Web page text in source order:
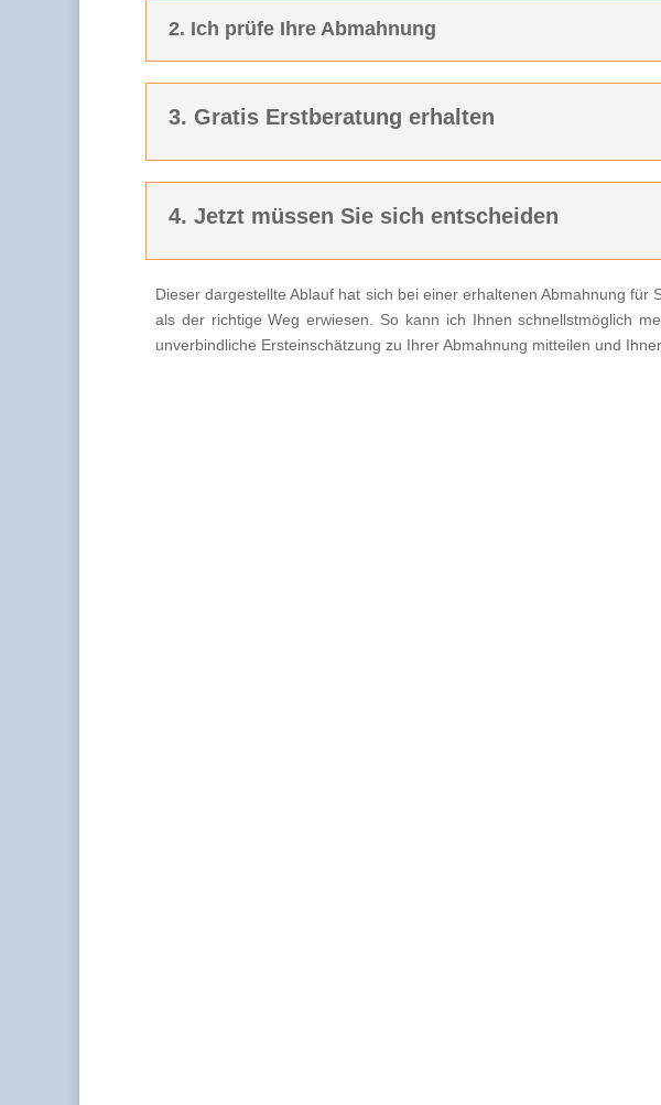
2. Ich prüfe Ihre Abmahnung
3. Gratis Erstberatung erhalten
4. Jetzt müssen Sie sich entscheiden
Dieser dargestellte Ablauf hat sich bei einer erhaltenen Abmahnung für
als der richtige Weg erwiesen. So kann ich Ihnen schnellstmöglich
unverbindliche Ersteinschätzung zu Ihrer Abmahnung mitteilen und